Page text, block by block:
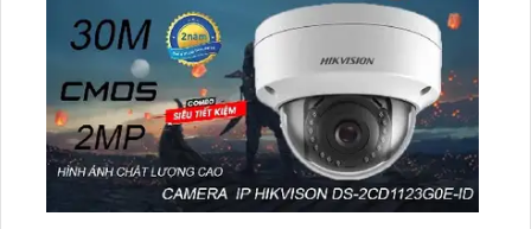
thiết kế dạng bullet, phù hợp để sử dụng ngoài trời
và thân kim loại, đảm bảo độ bền và bảo vệ tốt hơn.
Với khả năng tích hợp hệ thống dễ dàng, người dùng
có thể kết nối và điều khiển camera từ xa một cách
thuận tiện. Hơn nữa, camera cũng tích hợp khả năng
thu hình chất lượng, giúp quản lý và ghi lại các sự
kiện quan trọng một cách hiệu quả.